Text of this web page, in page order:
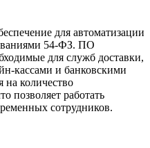
для автоматизации
54-ФЗ. ПО
для служб доставки,
кассами и банковскими
количество
позволяет работать
сотрудников.